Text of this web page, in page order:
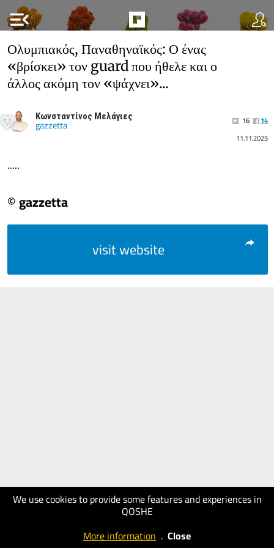
menu_open
We use cookies to provide some features and experiences in
QOSHE
More information . Close
Ολυμπιακός, Παναθηναϊκός: Ο ένας
«βρίσκει» τον guard που ήθελε και ο
άλλος ακόμη τον «ψάχνει»...
Κωνσταντίνος Μελάγιες
gazzetta 16
14
11.11.2025
.....
© gazzetta
visit website